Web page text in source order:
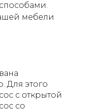
мебели
Для этого
с открытой
со